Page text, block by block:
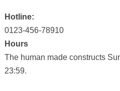
Hotline:
0123-456-78910
Hours
The human made constructs
23:59.